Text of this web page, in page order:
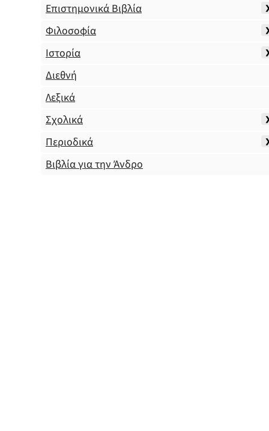
Επιστημονικά Βιβλία
Φιλοσοφία
Ιστορία
Διεθνή
Λεξικά
Σχολικά
Περιοδικά
Βιβλία για την Άνδρο